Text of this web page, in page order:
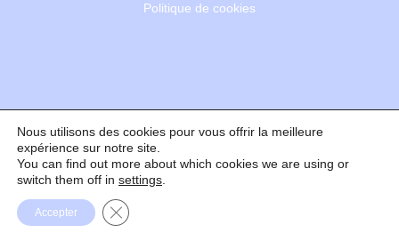
Politique de cookies
Recherche
Nous utilisons des cookies pour vous offrir la meilleure
expérience sur notre site.
You can find out more about which cookies we are using or
switch them off in settings
Accepter Fermer la bannière des cookies GDPR